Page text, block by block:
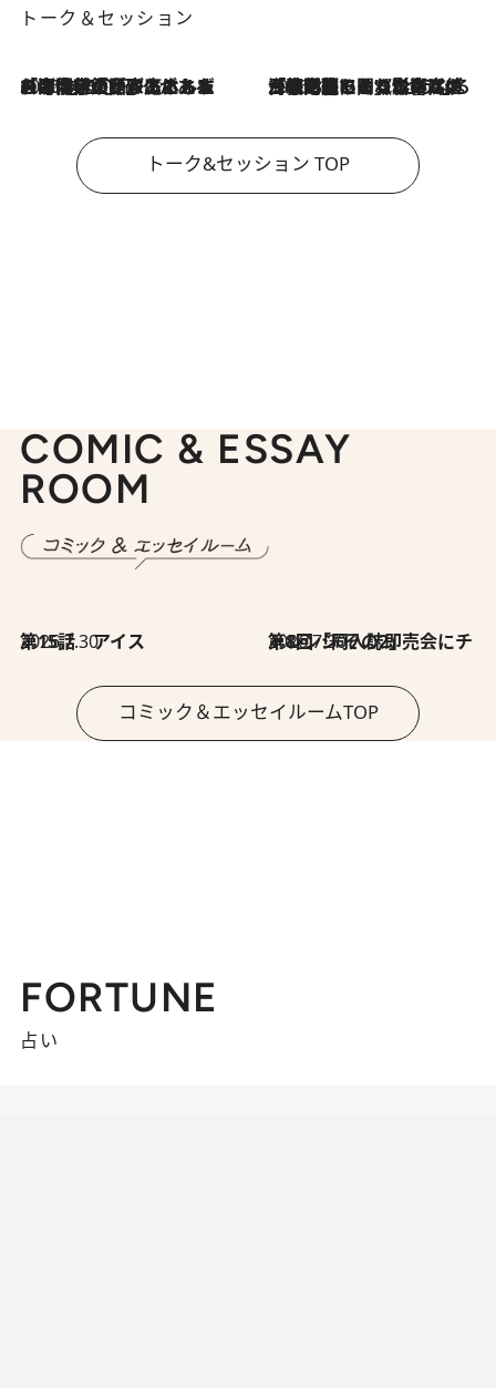
トーク＆セッション
2026.8.3
「今後値上げがあるとすれば…」「リスクがあるのは今年の冬」エネルギー専門家が語る、ホルムズ海峡封鎖が家庭にもたらす“ある心配” 2026.8.3
「住宅建てられない…」「サーチャージ料の高値が続いている」ホルムズ海峡封鎖による影響はいつまで続く？《エネルギー専門家に聞く“どうなる日本の暮らし”》
トーク&セッション TOP
COMIC & ESSAY
ROOM
2026.7.30
第15話 アイス 2026.7.30
第8回「同人誌即売会にチャレンジ その2」
コミック＆エッセイルームTOP
FORTUNE
占い